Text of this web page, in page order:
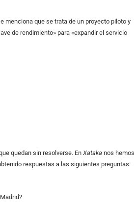
menciona que se trata de un proyecto piloto y
de rendimiento» para «expandir el servicio
quedan sin resolverse. En Xataka nos hemos
respuestas a las siguientes preguntas: